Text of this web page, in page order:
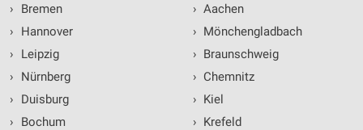
›
Bremen
›
Hannover
›
Leipzig
›
Nürnberg
›
Duisburg
›
Bochum
› Aachen
› Mönchengladbach
› Braunschweig
› Chemnitz
› Kiel
› Krefeld